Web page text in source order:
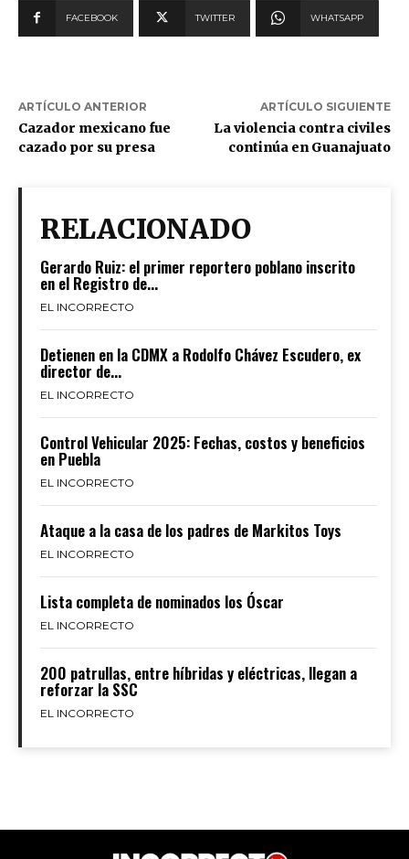
FACEBOOK TWITTER WHATSAPP
ARTÍCULO ANTERIOR
Cazador mexicano fue
cazado por su presa
ARTÍCULO SIGUIENTE
La violencia contra civiles
continúa en Guanajuato
RELACIONADO
Gerardo Ruiz: el primer reportero poblano inscrito
en el Registro de...
EL INCORRECTO
Detienen en la CDMX a Rodolfo Chávez Escudero, ex
director de...
EL INCORRECTO
Control Vehicular 2025: Fechas, costos y beneficios
en Puebla
EL INCORRECTO
Ataque a la casa de los padres de Markitos Toys
EL INCORRECTO
Lista completa de nominados los Óscar
EL INCORRECTO
200 patrullas, entre híbridas y eléctricas, llegan a
reforzar la SSC
EL INCORRECTO